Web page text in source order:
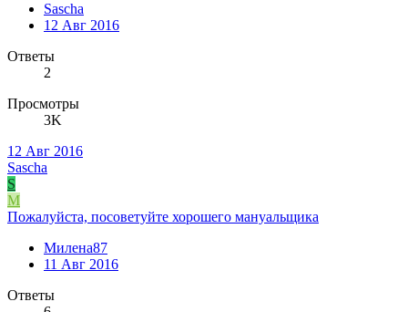
Sascha
12 Авг 2016
Ответы
2
Просмотры
3K
12 Авг 2016
Sascha
S
М
Пожалуйста, посоветуйте хорошего мануальщика
Милена87
11 Авг 2016
Ответы